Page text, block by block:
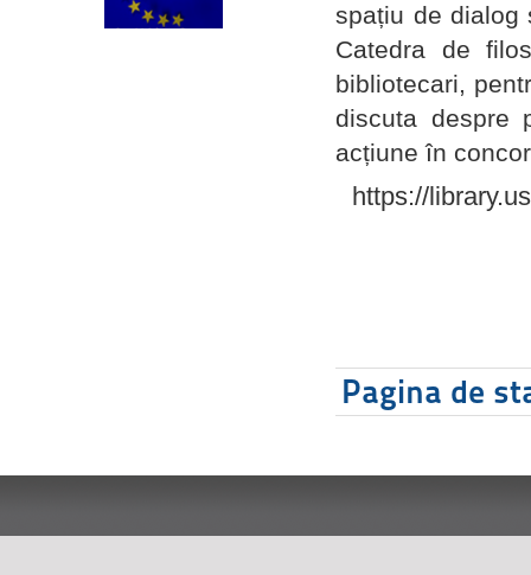
spațiu de dialog
Catedra de
bibliotecari,
discuta despre
acțiune în
https://
Pagina de